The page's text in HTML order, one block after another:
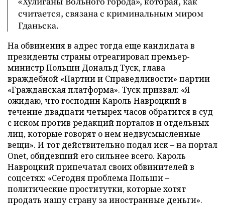
считается, связана с криминальным миром
Гданьска.
На обвинения в адрес тогда еще кандидата в
президенты страны отреагировал премьер-
министр Польши Дональд Туск, глава
враждебной «Партии и Справедливости» партии
«Гражданская платформа». Туск призвал: «Я
ожидаю, что господин Кароль Навроцкий в
течение двадцати четырех часов обратится в суд
с иском против редакций порталов и отдельных
лиц, которые говорят о нем недвусмысленные
вещи». И тот действительно подал иск – на портал
Onet, обидевший его сильнее всего. Кароль
Навроцкий припечатал своих обвинителей в
соцсетях: «Сегодня проблема Польши –
политические проститутки, которые хотят
продать нашу страну за иностранные деньги».